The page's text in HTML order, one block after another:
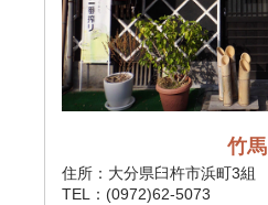
竹馬
住所：大分県臼杵市浜町3組
TEL：(0972)62-5073